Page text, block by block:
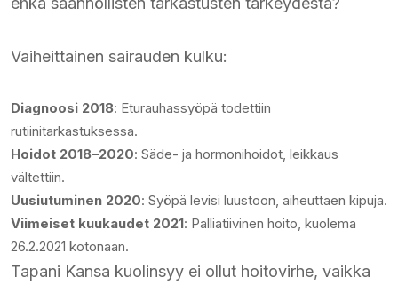
Vaiheittainen sairauden kulku:
Diagnoosi 2018: Eturauhassyöpä todettiin
rutiinitarkastuksessa.
Hoidot 2018–2020: Säde- ja hormonihoidot, leikkaus
vältettiin.
Uusiutuminen 2020: Syöpä levisi luustoon, aiheuttaen kipuja.
Viimeiset kuukaudet 2021: Palliatiivinen hoito, kuolema
26.2.2021 kotonaan.
Tapani Kansa kuolinsyy ei ollut hoitovirhe, vaikka